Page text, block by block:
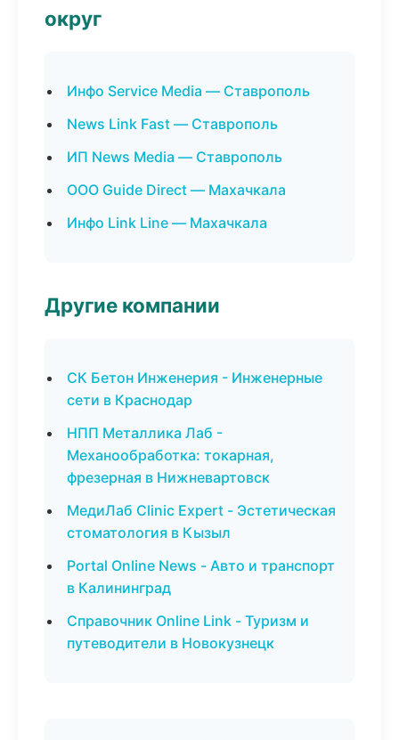
округ
Инфо Service Media — Ставрополь
News Link Fast — Ставрополь
ИП News Media — Ставрополь
ООО Guide Direct — Махачкала
Инфо Link Line — Махачкала
Другие компании
СК Бетон Инженерия - Инженерные
сети в Краснодар
НПП Металлика Лаб -
Механообработка: токарная,
фрезерная в Нижневартовск
МедиЛаб Clinic Expert - Эстетическая
стоматология в Кызыл
Portal Online News - Авто и транспорт
в Калининград
Справочник Online Link - Туризм и
путеводители в Новокузнецк